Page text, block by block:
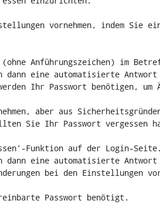
vornehmen, indem Sie
dann eine automatisierte
Ihr Passwort benötigen, um
aber aus
Sie Ihr Passwort vergessen
Funktion auf der Login-
dann eine automatisierte
bei den Einstellungen
Passwort benötigt.